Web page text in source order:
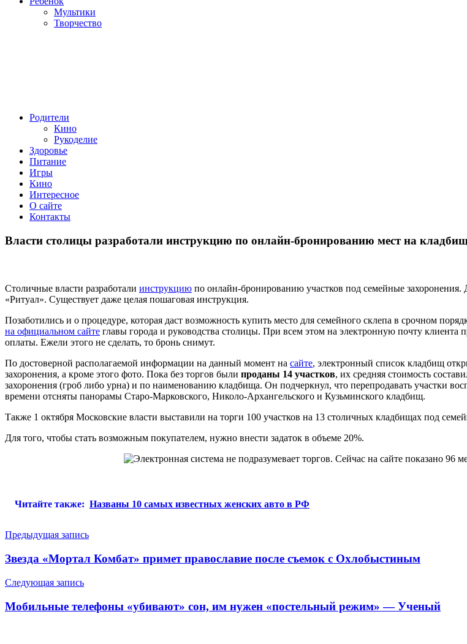
Мультики
Творчество
Родители
Кино
Рукоделие
Здоровье
Питание
Игры
Кино
Интересное
О сайте
Контакты
Власти столицы разработали инструкцию по онлайн-бронированию мест на
Столичные власти разработали инструкцию по онлайн-бронированию участков под семейные захоронения.
«Ритуал». Существует даже целая пошаговая инструкция.
Позаботились и о процедуре, которая даст возможность купить место для семейного склепа в срочном
на официальном сайте главы города и руководства столицы. При всем этом на электронную почту
оплаты. Ежели этого не сделать, то бронь снимут.
По достоверной располагаемой информации на данный момент на сайте, электронный список кладбищ
захоронения, а кроме этого фото. Пока без торгов были проданы 14 участков, их средняя стоимость
захоронения (гроб либо урна) и по наименованию кладбища. Он подчеркнул, что перепродавать участки
времени отсняты панорамы Старо-Марковского, Николо-Архангельского и Кузьминского кладбищ.
Также 1 октября Московские власти выставили на торги 100 участков на 13 столичных кладбищах под
Для того, чтобы стать возможным покупателем, нужно внести задаток в объеме 20%.
Читайте также: Названы 10 самых известных женских авто в РФ
Навигация
по
Предыдущая запись
Звезда «Мортал Комбат» примет православие после съемок с Охлобыстиным
Следующая запись
Мобильные телефоны «убивают» сон, им нужен «постельный режим» — Ученый